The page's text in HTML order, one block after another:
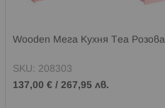
Wooden Мега Кухня Теа Розова
SKU: 208303
137,00 € / 267,95 лв.